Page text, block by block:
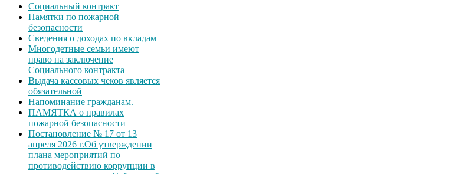
Социальный контракт
Памятки по пожарной
безопасности
Сведения о доходах по вкладам
Многодетные семьи имеют
право на заключение
Социального контракта
Выдача кассовых чеков является
обязательной
Напоминание гражданам.
ПАМЯТКА о правилах
пожарной безопасности
Постановление № 17 от 13
апреля 2026 г.Об утверждении
плана мероприятий по
противодействию коррупции в